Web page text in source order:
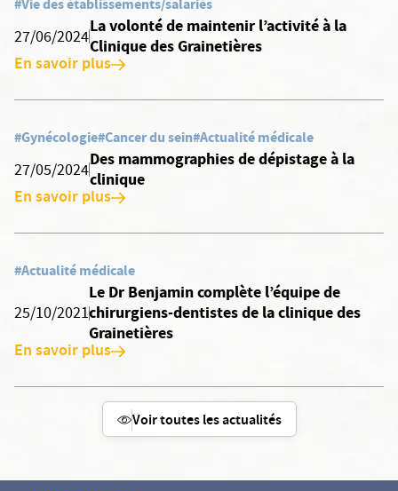
#Vie des établissements/salariés
27/06/2024
La volonté de maintenir l’activité à la
Clinique des Grainetières
En savoir plus
#Gynécologie#Cancer du sein#Actualité médicale
27/05/2024
Des mammographies de dépistage à la
clinique
En savoir plus
#Actualité médicale
25/10/2021
Le Dr Benjamin complète l’équipe de
chirurgiens-dentistes de la clinique des
Grainetières
En savoir plus
Voir toutes les actualités